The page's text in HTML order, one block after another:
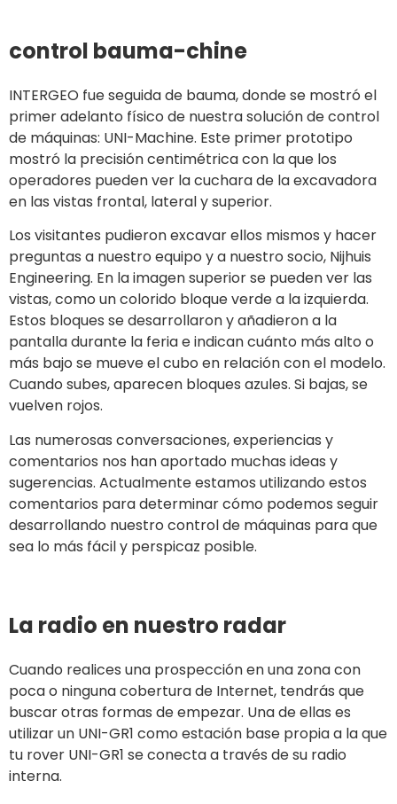
control bauma-chine
INTERGEO fue seguida de bauma, donde se mostró el
primer adelanto físico de nuestra solución de control
de máquinas: UNI-Machine. Este primer prototipo
mostró la precisión centimétrica con la que los
operadores pueden ver la cuchara de la excavadora
en las vistas frontal, lateral y superior.
Los visitantes pudieron excavar ellos mismos y hacer
preguntas a nuestro equipo y a nuestro socio, Nijhuis
Engineering. En la imagen superior se pueden ver las
vistas, como un colorido bloque verde a la izquierda.
Estos bloques se desarrollaron y añadieron a la
pantalla durante la feria e indican cuánto más alto o
más bajo se mueve el cubo en relación con el modelo.
Cuando subes, aparecen bloques azules. Si bajas, se
vuelven rojos.
Las numerosas conversaciones, experiencias y
comentarios nos han aportado muchas ideas y
sugerencias. Actualmente estamos utilizando estos
comentarios para determinar cómo podemos seguir
desarrollando nuestro control de máquinas para que
sea lo más fácil y perspicaz posible.
La radio en nuestro radar
Cuando realices una prospección en una zona con
poca o ninguna cobertura de Internet, tendrás que
buscar otras formas de empezar. Una de ellas es
utilizar un UNI-GR1 como estación base propia a la que
tu rover UNI-GR1 se conecta a través de su radio
interna.